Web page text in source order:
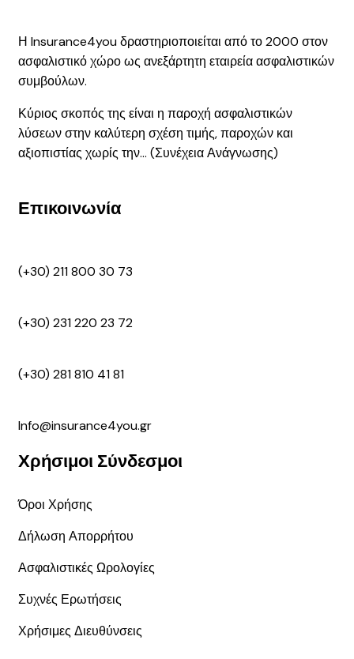
Η Insurance4you δραστηριοποιείται από το 2000 στον
ασφαλιστικό χώρο ως ανεξάρτητη εταιρεία ασφαλιστικών
συμβούλων.
Κύριος σκοπός της είναι η παροχή ασφαλιστικών
λύσεων στην καλύτερη σχέση τιμής, παροχών και
αξιοπιστίας χωρίς την... (Συνέχεια Ανάγνωσης)
Επικοινωνία
(+30) 211 800 30 73
(+30) 231 220 23 72
(+30) 281 810 41 81
Info@insurance4you.gr
Χρήσιμοι Σύνδεσμοι
Όροι Χρήσης
Δήλωση Απορρήτου
Ασφαλιστικές Ωρολογίες
Συχνές Ερωτήσεις
Χρήσιμες Διευθύνσεις